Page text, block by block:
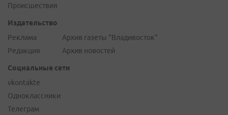
Происшествия
Издательство
Реклама
Редакция
Архив газеты "Владивосток"
Архив новостей
Социальные сети
vkontakte
Одноклассники
Телеграм